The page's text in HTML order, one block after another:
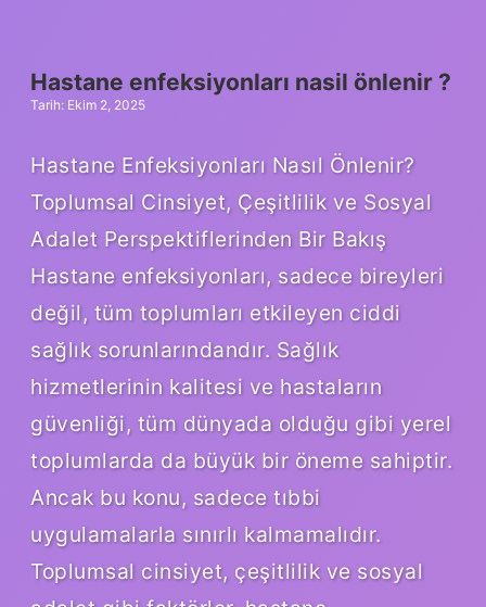
?
Hastane enfeksiyonları nasil önlenir ?
Tarih: Ekim 2, 2025
Hastane Enfeksiyonları Nasıl Önlenir?
Toplumsal Cinsiyet, Çeşitlilik ve Sosyal
Adalet Perspektiflerinden Bir Bakış
Hastane enfeksiyonları, sadece bireyleri
değil, tüm toplumları etkileyen ciddi
sağlık sorunlarındandır. Sağlık
hizmetlerinin kalitesi ve hastaların
güvenliği, tüm dünyada olduğu gibi yerel
toplumlarda da büyük bir öneme sahiptir.
Ancak bu konu, sadece tıbbi
uygulamalarla sınırlı kalmamalıdır.
Toplumsal cinsiyet, çeşitlilik ve sosyal